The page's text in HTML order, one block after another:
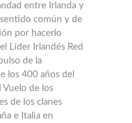
entre Irlanda y
común y de
por hacerlo
Líder Irlandés Red
de la
los 400 años del
Vuelo de los
de los clanes
e Italia en